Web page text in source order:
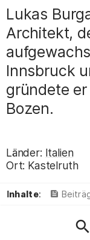
Lukas
Architekt,
Innsbruck
gründete
Bozen.
Länder: Italien
Ort: Kastelruth
Inhalte: Beiträge